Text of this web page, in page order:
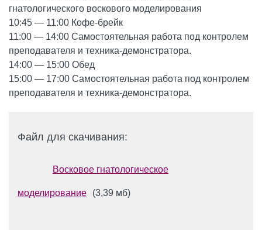
гнатологического воскового моделирования
10:45 — 11:00 Кофе-брейк
11:00 — 14:00 Самостоятельная работа под контролем
преподавателя и техника-демонстратора.
14:00 — 15:00 Обед
15:00 — 17:00 Самостоятельная работа под контролем
преподавателя и техника-демонстратора.
Файл для скачивания:
Восковое гнатологическое
моделирование (3,39 мб)